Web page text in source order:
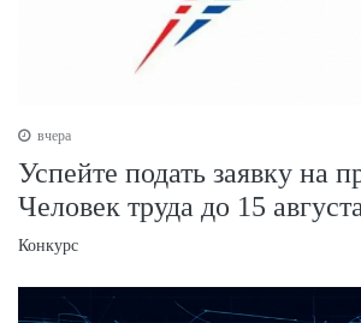
вчера
Успейте подать заявку на
Человек труда до 15 августа
Конкурс